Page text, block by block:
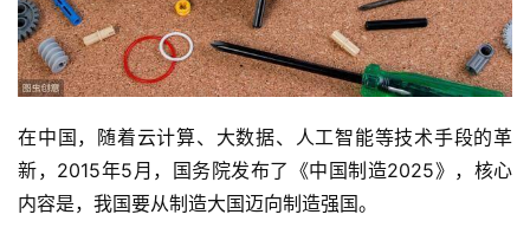
在中国，随着云计算、大数据、人工智能等技术手段的革
新，2015年5月，国务院发布了《中国制造2025》，核心
内容是，我国要从制造大国迈向制造强国。